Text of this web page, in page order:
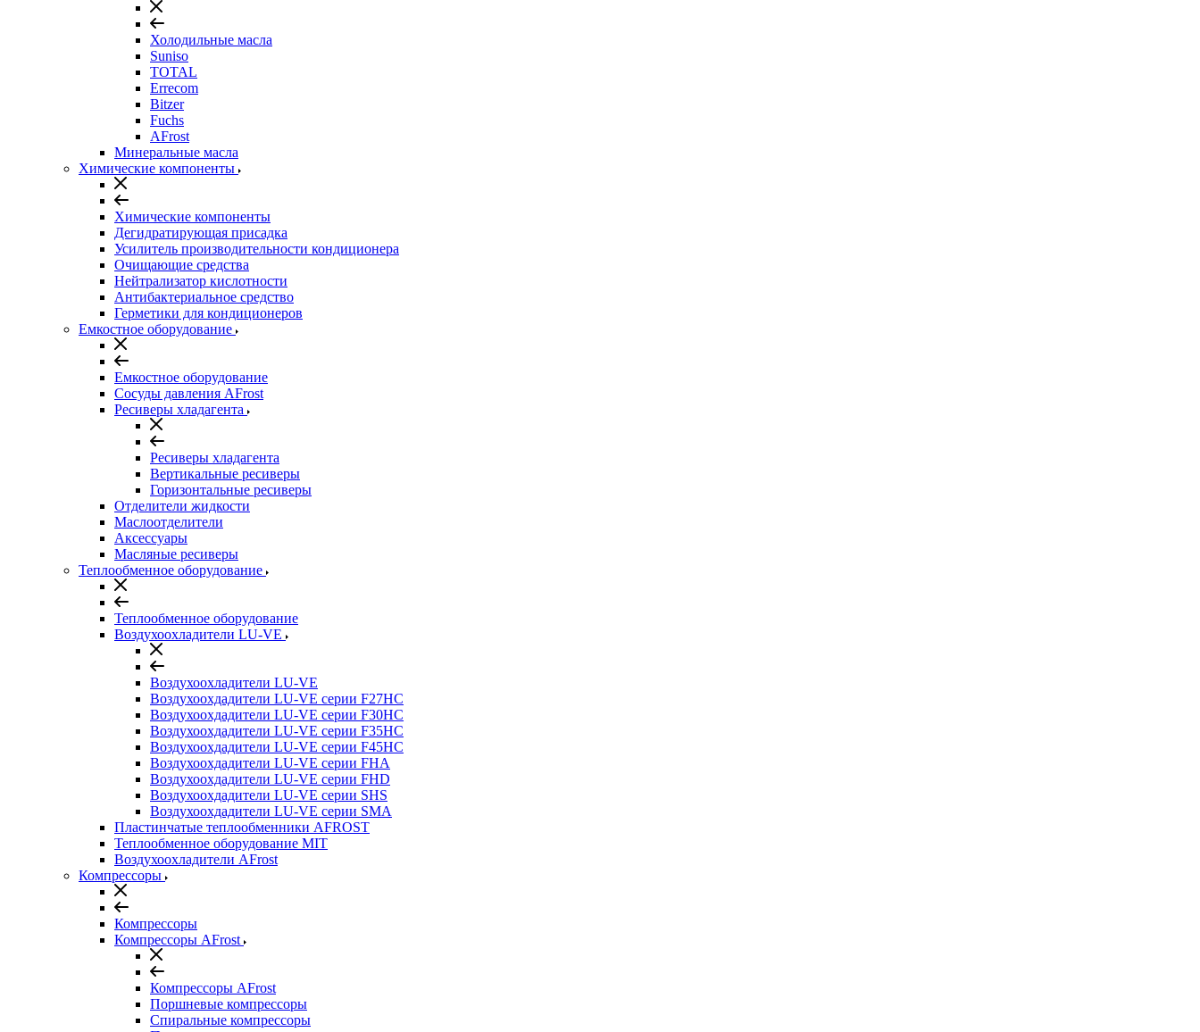
Холодильные масла
Suniso
TOTAL
Errecom
Bitzer
Fuchs
AFrost
Минеральные масла
Химические компоненты
Химические компоненты
Дегидратирующая присадка
Усилитель производительности кондиционера
Очищающие средства
Нейтрализатор кислотности
Антибактериальное средство
Герметики для кондиционеров
Емкостное оборудование
Емкостное оборудование
Сосуды давления AFrost
Ресиверы хладагента
Ресиверы хладагента
Вертикальные ресиверы
Горизонтальные ресиверы
Отделители жидкости
Маслоотделители
Аксессуары
Масляные ресиверы
Теплообменное оборудование
Теплообменное оборудование
Воздухоохладители LU-VE
Воздухоохладители LU-VE
Воздухоохдадители LU-VE серии F27HC
Воздухоохдадители LU-VE серии F30HC
Воздухоохдадители LU-VE серии F35HC
Воздухоохдадители LU-VE серии F45HC
Воздухоохдадители LU-VE серии FHA
Воздухоохдадители LU-VE серии FHD
Воздухоохдадители LU-VE серии SHS
Воздухоохдадители LU-VE серии SMA
Пластинчатые теплообменники AFROST
Теплообменное оборудование MIT
Воздухоохладители AFrost
Компрессоры
Компрессоры
Компрессоры AFrost
Компрессоры AFrost
Поршневые компрессоры
Спиральные компрессоры